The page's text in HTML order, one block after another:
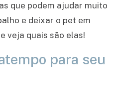
que podem ajudar muito
e deixar o pet em
veja quais são elas!
para seu